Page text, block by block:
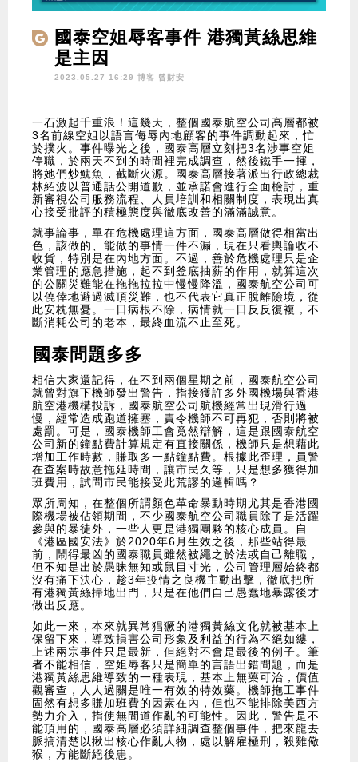
國泰空姐辱客事件 港獨黃絲思維
是主因
2023.05.27 16:29 博客 曾財安
一石激起千重浪！這幾天，整個國泰航空公司高層都被
3名前線空姐以語言侮辱內地顧客的事件調動起來，忙
於撲火。事件曝光之後，國泰高層立刻把3名涉事空姐
停職，於兩天不到的時間裡完成調查，然後鐵手一揮，
將她們炒魷魚，截斷火源。國泰高層接著派出行政總裁
林紹波以普通話公開道歉，並承諾會進行全面檢討，重
新審視公司服務流程、人員培訓和相關制度，表現出真
心接受批評的積極態度與徹底改善的滿滿誠意。
就事論事，單在危機處理這方面，國泰高層做得相當出
色，該做的、能做的事情一件不漏，現在只看輿論收不
收貨，特別是在內地方面。不過，善於危機處理只是企
業管理的應急措施，起不到釜底抽薪的作用，就算這次
的公關災難能在拖拖拉拉中慢慢降溫，國泰航空公司可
以僥倖地避過滅頂災難，也不代表它真正脫離險境，從
此安枕無憂。一日病根不除，病情就一日反反復複，不
斷消耗公司的老本，最終血流不止至死。
國泰問題多多
相信大家還記得，在不到兩個星期之前，國泰航空公司
就曾對旗下機師發出警告，指接獲許多外國機場與香港
航空港機構投訴，國泰航空公司航機經常出現滑行過
慢，經常造成跑道擁塞，責令機師不可再犯，否則將被
處罰。可是，國泰機師工會竟然辯解，這是跟國泰航空
公司新的鐘點費計算規定有直接關係，機師只是想藉此
增加工作時數，賺取多一點鐘點費。根據此歪理，員警
在查案時故意拖延時間，讓市民久等，只是想多獲得加
班費用，試問市民能接受此荒謬的邏輯嗎？
眾所周知，在整個所謂顏色革命暴動時期尤其是香港國
際機場被佔領期間，不少國泰航空公司職員除了是活躍
參與的暴徒外，一些人更是港獨團夥的核心成員。自
《港區國安法》於2020年6月生效之後，那些站得最
前，鬧得最凶的國泰職員雖然被繩之於法或自己離職，
但不知是出於愚昧無知或鼠目寸光，公司管理層始終都
沒有痛下決心，趁3年疫情之良機主動出擊，徹底把所
有港獨黃絲掃地出門，只是在他們自己愚蠢地暴露後才
做出反應。
如此一來，本來就異常猖獗的港獨黃絲文化就被基本上
保留下來，導致損害公司形象及利益的行為不絕如縷，
上述兩宗事件只是最新，但絕對不會是最後的例子。筆
者不能相信，空姐辱客只是簡單的言語出錯問題，而是
港獨黃絲思維導致的一種表現，基本上無藥可治，價值
觀審查，人人過關是唯一有效的特效藥。機師拖工事件
固然有想多賺加班費的因素在內，但也不能排除美西方
勢力介入，指使無間道作亂的可能性。因此，警告是不
能頂用的，國泰高層必須詳細調查整個事件，把來龍去
脈搞清楚以揪出核心作亂人物，處以解雇極刑，殺雞儆
猴，方能斷絕後患。